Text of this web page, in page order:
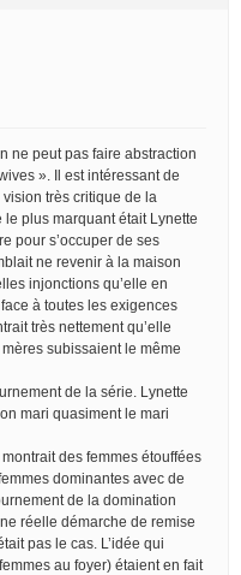
ne peut pas faire abstraction
». Il est intéressant de
très critique de la
le plus marquant était Lynette
pour s’occuper de ses
ne revenir à la maison
injonctions qu’elle en
à toutes les exigences
très nettement qu’elle
subissaient le même
de la série. Lynette
mari quasiment le mari
des femmes étouffées
dominantes avec de
de la domination
réelle démarche de remise
pas le cas. L’idée qui
au foyer) étaient en fait